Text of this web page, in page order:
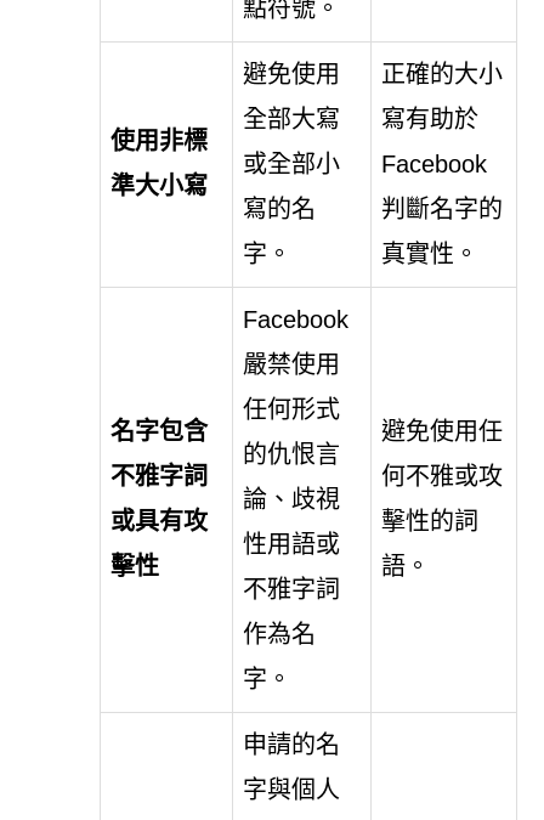
點符號。
使用非標
準大小寫
避免使用
全部大寫
或全部小
寫的名
字。
正確的大小
寫有助於
Facebook
判斷名字的
真實性。
名字包含
不雅字詞
或具有攻
擊性
Facebook
嚴禁使用
任何形式
的仇恨言
論、歧視
性用語或
不雅字詞
作為名
字。
避免使用任
何不雅或攻
擊性的詞
語。
申請的名
字與個人